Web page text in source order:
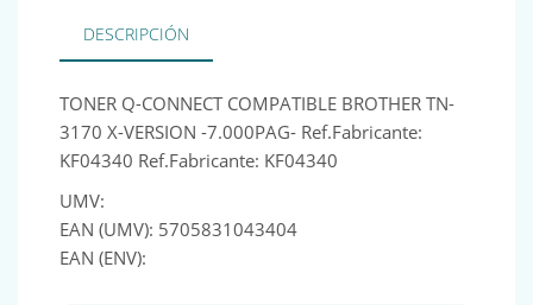
DESCRIPCIÓN
TONER Q-CONNECT COMPATIBLE BROTHER TN-
3170 X-VERSION -7.000PAG- Ref.Fabricante:
KF04340 Ref.Fabricante: KF04340
UMV:
EAN (UMV): 5705831043404
EAN (ENV):